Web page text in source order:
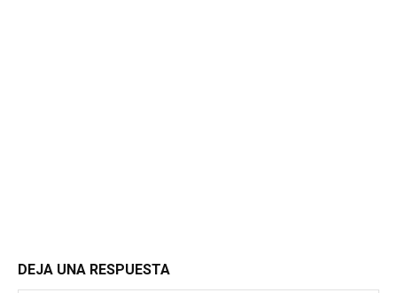
DEJA UNA RESPUESTA